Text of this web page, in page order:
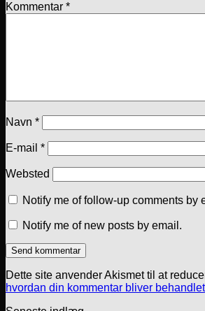
Kommentar *
Navn *
E-mail *
Websted
Notify me of follow-up comments by
Notify me of new posts by email.
Dette site anvender Akismet til at
hvordan din kommentar bliver behandlet